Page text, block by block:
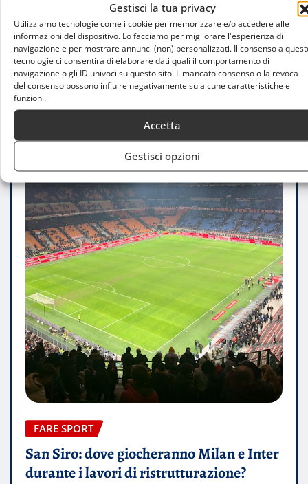
Gestisci la tua privacy
Utilizziamo tecnologie come i cookie per memorizzare e/o accedere alle
informazioni del dispositivo. Lo facciamo per migliorare l'esperienza di
navigazione e per mostrare annunci (non) personalizzati. Il consenso a
tecnologie ci consentirà di elaborare dati quali il comportamento di
navigazione o gli ID univoci su questo sito. Il mancato consenso o la revoca
del consenso possono influire negativamente su alcune caratteristiche e
funzioni.
Accetta
Gestisci opzioni
lavori di ristrutturazione?
FARE SPORT
San Siro: dove giocheranno Milan e Inter
durante i lavori di ristrutturazione?